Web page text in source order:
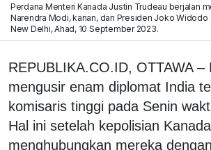
Perdana Menteri Kanada Justin Trudeau berjalan
Narendra Modi, kanan, dan Presiden Joko Widodo
New Delhi, Ahad, 10 September 2023.
REPUBLIKA.CO.ID, OTTAWA –
mengusir enam diplomat India
komisaris tinggi pada Senin
Hal ini setelah kepolisian Kanada
menghubungkan mereka